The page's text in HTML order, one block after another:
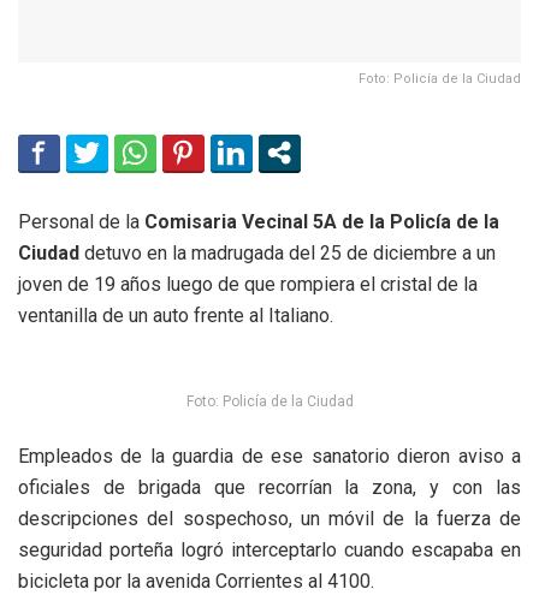
Foto: Policía de la Ciudad
Personal de la Comisaria Vecinal 5A de la Policía de la
Ciudad detuvo en la madrugada del 25 de diciembre a un
joven de 19 años luego de que rompiera el cristal de la
ventanilla de un auto frente al Italiano.
Foto: Policía de la Ciudad
Empleados de la guardia de ese sanatorio dieron aviso a
oficiales de brigada que recorrían la zona, y con las
descripciones del sospechoso, un móvil de la fuerza de
seguridad porteña logró interceptarlo cuando escapaba en
bicicleta por la avenida Corrientes al 4100.